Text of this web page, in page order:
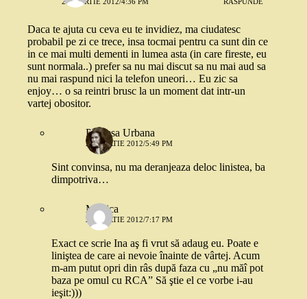
Daca te ajuta cu ceva eu te invidiez, ma ciudatesc
probabil pe zi ce trece, insa tocmai pentru ca sunt din ce
in ce mai multi dementi in lumea asta (in care fireste, eu
sunt normala..) prefer sa nu mai discut sa nu mai aud sa
nu mai raspund nici la telefon uneori… Eu zic sa
enjoy… o sa reintri brusc la un moment dat intr-un
vartej obositor.
Printesa Urbana
23 MARTIE 2012/5:49 PM
Sint convinsa, nu ma deranjeaza deloc linistea, ba
dimpotriva…
Monica
23 MARTIE 2012/7:17 PM
Exact ce scrie Ina aş fi vrut să adaug eu. Poate e
liniştea de care ai nevoie înainte de vârtej. Acum
m-am putut opri din râs după faza cu „nu măî pot
baza pe omul cu RCA” Să ştie el ce vorbe i-au
ieşit:)))